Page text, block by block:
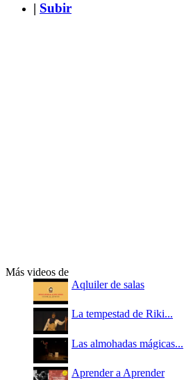
| Subir
Más videos de
Aqluiler de salas
La tempestad de Riki...
Las almohadas mágicas...
Aprender a Aprender